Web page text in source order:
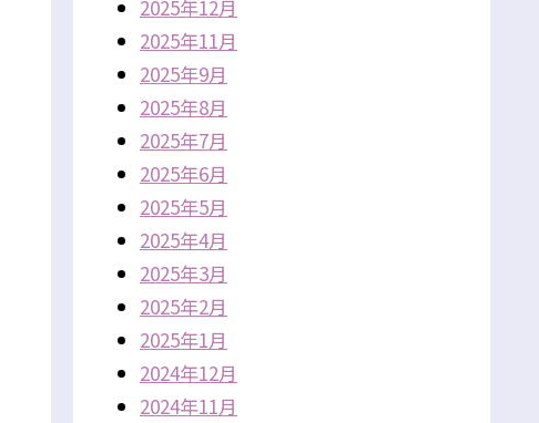
2025年12月
2025年11月
2025年9月
2025年8月
2025年7月
2025年6月
2025年5月
2025年4月
2025年3月
2025年2月
2025年1月
2024年12月
2024年11月